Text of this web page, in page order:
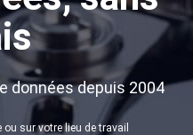
données depuis 2004
sur votre lieu de travail